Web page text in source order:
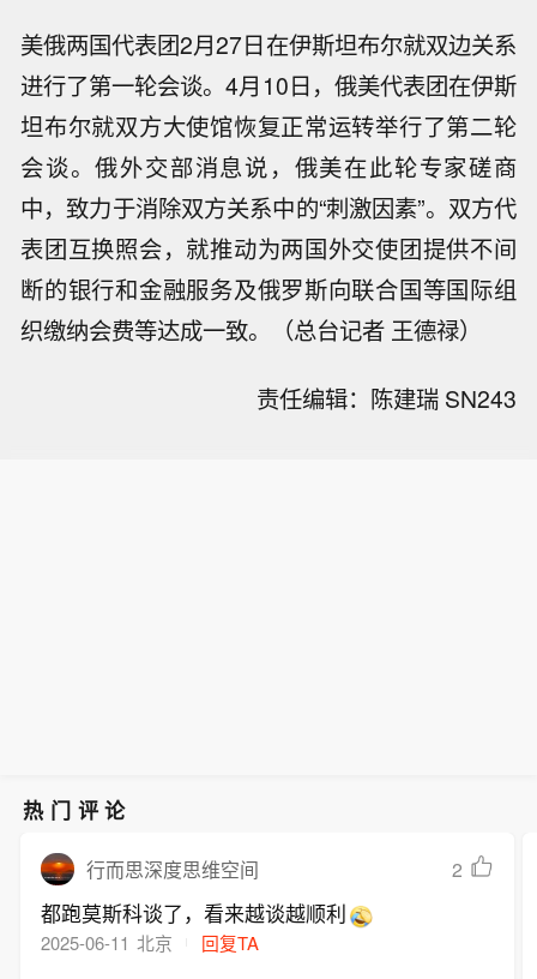
美俄两国代表团2月27日在伊斯坦布尔就双边关系
进行了第一轮会谈。4月10日，俄美代表团在伊斯
坦布尔就双方大使馆恢复正常运转举行了第二轮
会谈。俄外交部消息说，俄美在此轮专家磋商
中，致力于消除双方关系中的“刺激因素”。双方代
表团互换照会，就推动为两国外交使团提供不间
断的银行和金融服务及俄罗斯向联合国等国际组
织缴纳会费等达成一致。（总台记者 王德禄）
责任编辑：陈建瑞 SN243
热门评论
行而思深度思维空间 2
都跑莫斯科谈了，看来越谈越顺利
2025-06-11 北京 回复TA